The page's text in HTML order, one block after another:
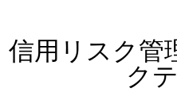
信用リスク管
ク